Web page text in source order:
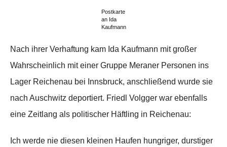
Postkarte
an Ida
Kaufmann
Nach ihrer Verhaftung kam Ida Kaufmann mit großer
Wahrscheinlich mit einer Gruppe Meraner Personen ins
Lager Reichenau bei Innsbruck, anschließend wurde sie
nach Auschwitz deportiert. Friedl Volgger war ebenfalls
eine Zeitlang als politischer Häftling in Reichenau:
Ich werde nie diesen kleinen Haufen hungriger, durstiger